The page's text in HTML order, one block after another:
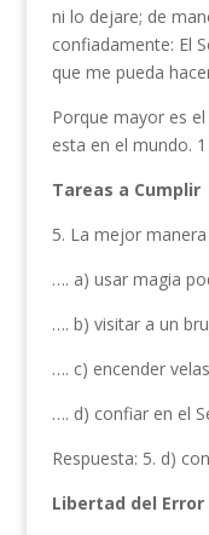
ni lo dejare; de
confiadamente: El
que me pueda
Porque mayor es
esta en el mundo. 1
Tareas a Cumplir
5. La mejor
…. a) usar magia
…. b) visitar a un
…. c) encender
…. d) confiar en el
Respuesta: 5. d)
Libertad del Error